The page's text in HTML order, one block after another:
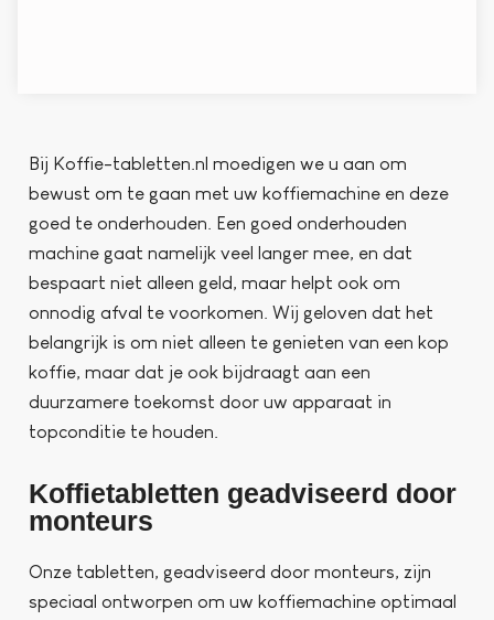
Bij Koffie-tabletten.nl moedigen we u aan om
bewust om te gaan met uw koffiemachine en deze
goed te onderhouden. Een goed onderhouden
machine gaat namelijk veel langer mee, en dat
bespaart niet alleen geld, maar helpt ook om
onnodig afval te voorkomen. Wij geloven dat het
belangrijk is om niet alleen te genieten van een kop
koffie, maar dat je ook bijdraagt aan een
duurzamere toekomst door uw apparaat in
topconditie te houden.
Koffietabletten geadviseerd door
monteurs
Onze tabletten, geadviseerd door monteurs, zijn
speciaal ontworpen om uw koffiemachine optimaal